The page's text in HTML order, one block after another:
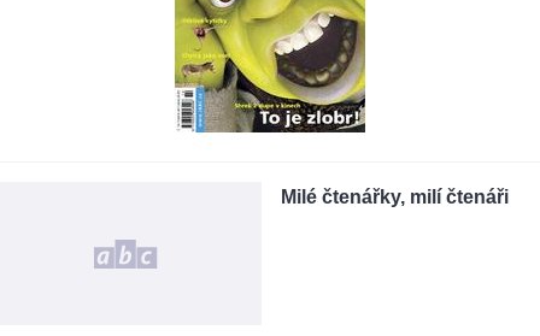
Milé čtenářky, milí čtenáři